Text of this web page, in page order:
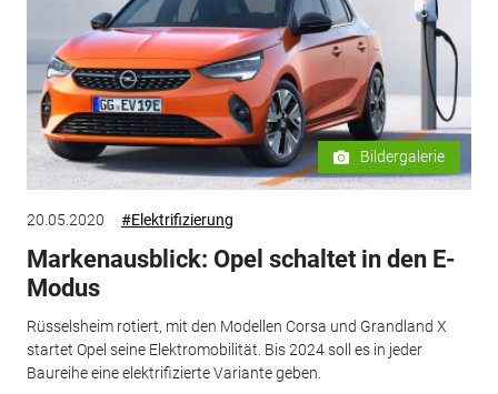
Bildergalerie
20.05.2020 #Elektrifizierung
Markenausblick: Opel schaltet in den E-
Modus
Rüsselsheim rotiert, mit den Modellen Corsa und Grandland X
startet Opel seine Elektromobilität. Bis 2024 soll es in jeder
Baureihe eine elektrifizierte Variante geben.